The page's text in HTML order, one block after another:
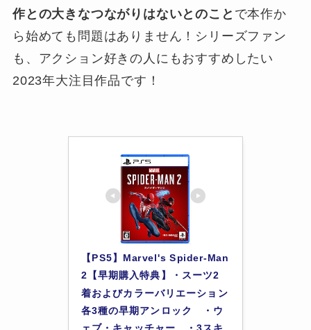
作との大きなつながりはないとのこと で本作か
ら始めても問題はありません！シリーズファン
も、アクション好きの人にもおすすめしたい
2023年大注目作品です！
【PS5】Marvel's Spider-Man
2【早期購入特典】・スーツ2
着およびカラーバリエーション
各3種の早期アンロック　・ウ
ェブ・キャッチャー　・3スキ